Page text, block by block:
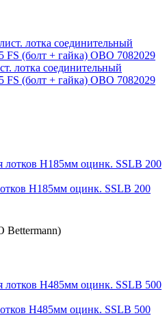
лотка соединительный
(болт + гайка) OBO 7082029
H185мм оцинк. SSLB 200
Bettermann)
H485мм оцинк. SSLB 500